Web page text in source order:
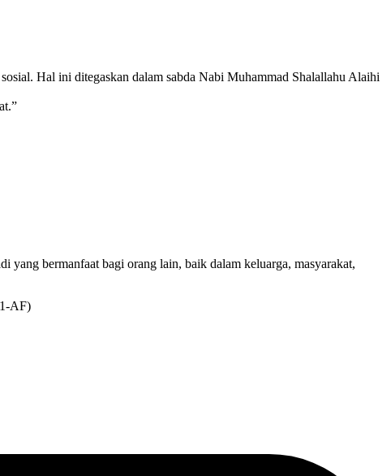
Hal ini ditegaskan dalam sabda Nabi Muhammad Shalallahu Alaihi
yang bermanfaat bagi orang lain, baik dalam keluarga, masyarakat,
AF)